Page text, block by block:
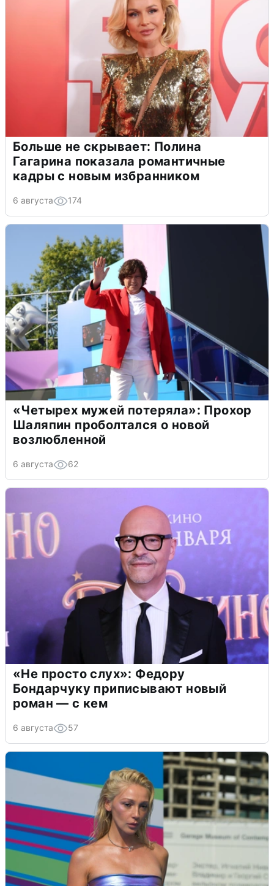
Больше не скрывает: Полина
Гагарина показала романтичные
кадры с новым избранником
6 августа 174
«Четырех мужей потеряла»: Прохор
Шаляпин проболтался о новой
возлюбленной
6 августа 62
«Не просто слух»: Федору
Бондарчуку приписывают новый
роман — с кем
6 августа 57